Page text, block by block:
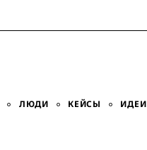
ЛЮДИ КЕЙСЫ ИДЕИ